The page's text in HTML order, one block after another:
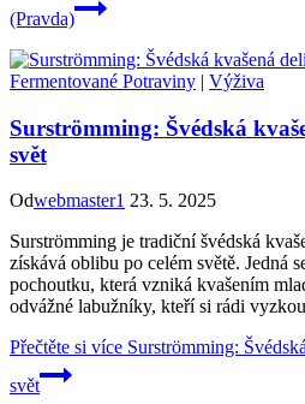
(Pravda)
Fermentované Potraviny | Výživa
Surströmming: Švédská
svět
Odwebmaster1 23. 5. 2025
Surströmming je tradiční švédská
získává oblibu po celém světě. Jedná
pochoutku, která vzniká kvašením
odvážné labužníky, kteří si rádi
Přečtěte si více Surströmming:
svět